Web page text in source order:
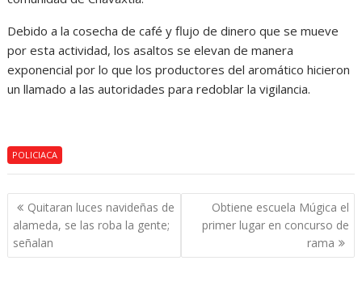
Debido a la cosecha de café y flujo de dinero que se mueve
por esta actividad, los asaltos se elevan de manera
exponencial por lo que los productores del aromático hicieron
un llamado a las autoridades para redoblar la vigilancia.
POLICIACA
Navegación
de
entradas
Quitaran luces navideñas de
alameda, se las roba la gente;
señalan
Obtiene escuela Múgica el
primer lugar en concurso de
rama